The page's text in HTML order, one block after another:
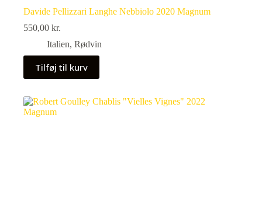
Davide Pellizzari Langhe Nebbiolo 2020 Magnum
550,00 kr.
Italien, Rødvin
Tilføj til kurv